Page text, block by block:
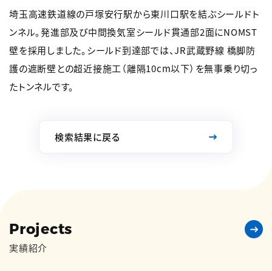
埼玉高速鉄道線の戸塚安行駅から東川口駅を結ぶシールドト
ンネル。発進部及び中間換気室シールド貫通部2面にNOMST
壁を採用しました。シールド到達部では、JR武蔵野線 橋脚防
護の遮断壁との超近接施工（離隔10cm以下）を無事乗り切っ
たトンネルです。
検索結果に戻る
Projects
実績紹介